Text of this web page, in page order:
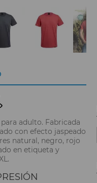
adulto. Fabricada
con efecto jaspeado
natural, negro, rojo
en etiqueta y